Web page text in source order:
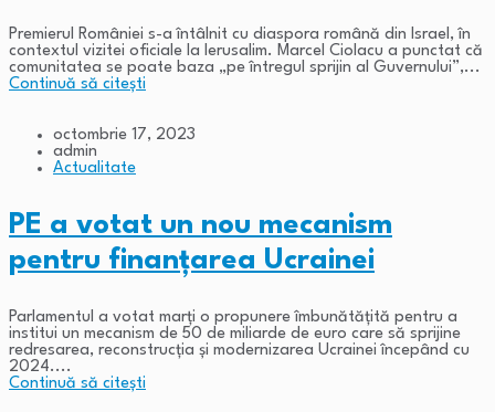
Premierul României s-a întâlnit cu diaspora română din Israel, în
contextul vizitei oficiale la Ierusalim. Marcel Ciolacu a punctat că
comunitatea se poate baza „pe întregul sprijin al Guvernului”,...
Continuă să citești
octombrie 17, 2023
admin
Actualitate
PE a votat un nou mecanism
pentru finanțarea Ucrainei
Parlamentul a votat marți o propunere îmbunătățită pentru a
institui un mecanism de 50 de miliarde de euro care să sprijine
redresarea, reconstrucția și modernizarea Ucrainei începând cu
2024....
Continuă să citești